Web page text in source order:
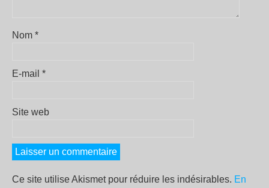
Nom *
E-mail *
Site web
Ce site utilise Akismet pour réduire les indésirables. En